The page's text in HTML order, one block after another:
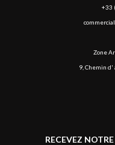
+33
Zone
9, Chemin d'
RECEVEZ